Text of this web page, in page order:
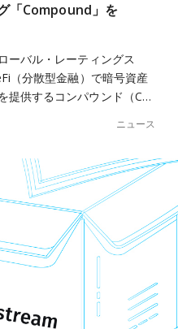
「Compound」を
ーバル・レーティングス
（分散型金融）で暗号資産
提供するコンパウンド（C…
ニュース